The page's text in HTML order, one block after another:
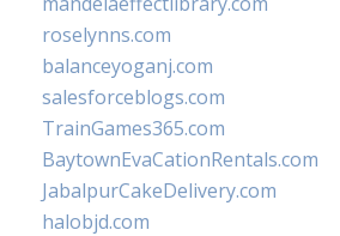
roselynns.com
balanceyoganj.com
salesforceblogs.com
TrainGames365.com
BaytownEvaCationRentals.com
JabalpurCakeDelivery.com
halobjd.com